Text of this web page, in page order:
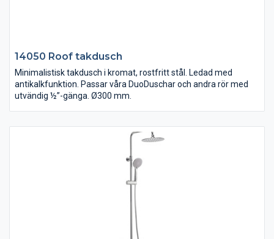
14050 Roof takdusch
Minimalistisk takdusch i kromat, rostfritt stål. Ledad med
antikalkfunktion. Passar våra DuoDuschar och andra rör med
utvändig ½”-gänga. Ø300 mm.